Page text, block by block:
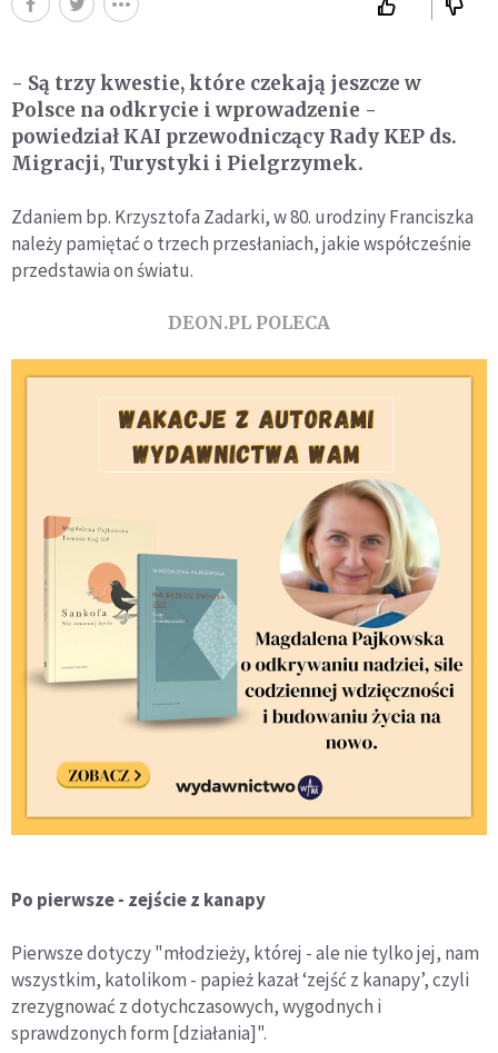
- Są trzy kwestie, które czekają jeszcze w
Polsce na odkrycie i wprowadzenie -
powiedział KAI przewodniczący Rady KEP ds.
Migracji, Turystyki i Pielgrzymek.
Zdaniem bp. Krzysztofa Zadarki, w 80. urodziny Franciszka
należy pamiętać o trzech przesłaniach, jakie współcześnie
przedstawia on światu.
DEON.PL POLECA
Po pierwsze - zejście z kanapy
Pierwsze dotyczy "młodzieży, której - ale nie tylko jej, nam
wszystkim, katolikom - papież kazał ‘zejść z kanapy’, czyli
zrezygnować z dotychczasowych, wygodnych i
sprawdzonych form [działania]".